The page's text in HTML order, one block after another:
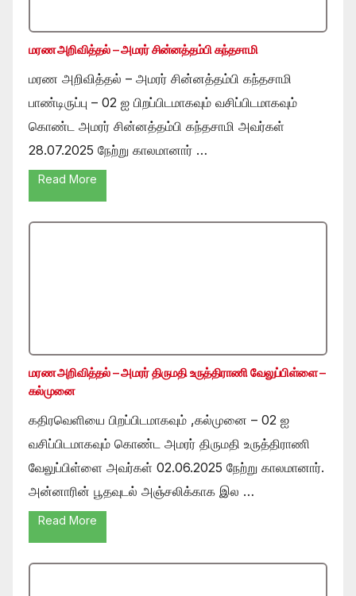
மரண அறிவித்தல் – அமரர் சின்னத்தம்பி கந்தசாமி
மரண அறிவித்தல் – அமரர் சின்னத்தம்பி கந்தசாமி
பாண்டிருப்பு – 02 ஐ பிறப்பிடமாகவும் வசிப்பிடமாகவும்
கொண்ட அமரர் சின்னத்தம்பி கந்தசாமி அவர்கள்
28.07.2025 நேற்று காலமானார் …
Read More
மரண அறிவித்தல் – அமரர் திருமதி உருத்திராணி வேலுப்பிள்ளை –
கல்முனை
கதிரவெளியை பிறப்பிடமாகவும் ,கல்முனை – 02 ஐ
வசிப்பிடமாகவும் கொண்ட அமரர் திருமதி உருத்திராணி
வேலுப்பிள்ளை அவர்கள் 02.06.2025 நேற்று காலமானார்.
அன்னாரின் பூதவுடல் அஞ்சலிக்காக இல …
Read More